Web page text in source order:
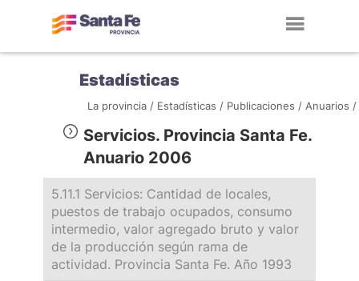
Estadísticas
La provincia / Estadísticas / Publicaciones / Anuarios /
Servicios. Provincia Santa Fe.
Anuario 2006
5.11.1 Servicios: Cantidad de locales,
puestos de trabajo ocupados, consumo
intermedio, valor agregado bruto y valor
de la producción según rama de
actividad. Provincia Santa Fe. Año 1993